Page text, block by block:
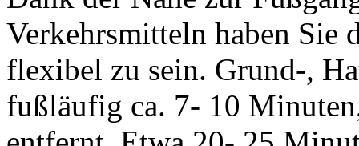
Verkehrsmitteln haben
flexibel zu sein. Grund-,
fußläufig ca. 7- 10